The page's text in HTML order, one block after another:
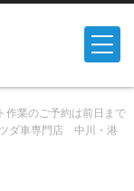
作業のご予約は前日まで
ダ車専門店 中川・港